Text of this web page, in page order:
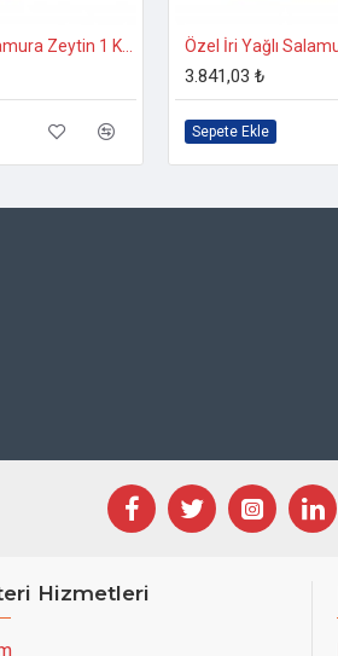
3.841,03 ₺
Sepete Ekle
Hizmetleri